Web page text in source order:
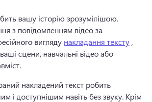
вашу історію зрозумілішою.
з повідомленням відео за
вигляду накладання тексту ,
сцени, навчальні відео або
накладений текст робить
і доступнішим навіть без звуку. Крім